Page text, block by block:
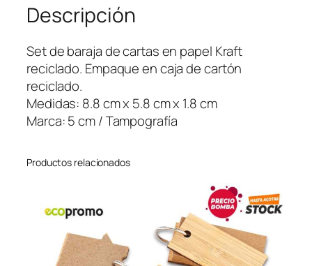
a
s
E
c
o
c
a
i
Descripción
Set de baraja de cartas en papel Kraft
reciclado. Empaque en caja de cartón
reciclado.
Medidas: 8.8 cm x 5.8 cm x 1.8 cm
Marca: 5 cm / Tampografía
Productos relacionados